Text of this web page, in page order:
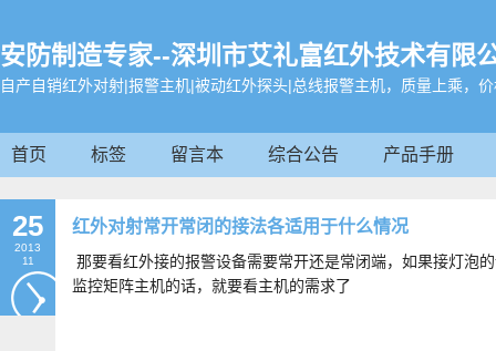
安防制造专家--深圳市艾礼富红外技术有限
自产自销红外对射|报警主机|被动红外探头|总线报警主机，质量上乘，
首页 标签 留言本 综合公告 产品手册
被动红外探测器
智能家居
25
2013
11
红外对射常开常闭的接法各适用于什么情况
那要看红外接的报警设备需要常开还是常闭端，如果接灯泡
监控矩阵主机的话，就要看主机的需求了